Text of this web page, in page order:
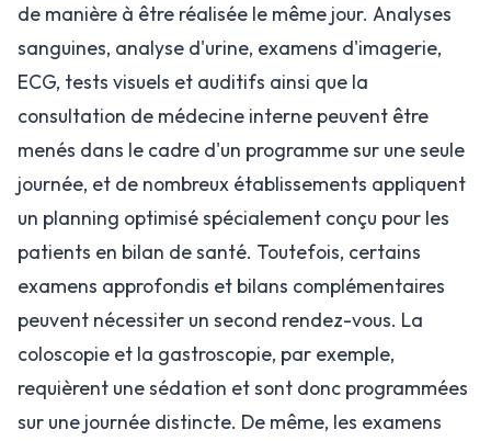
de manière à être réalisée le même jour. Analyses
sanguines, analyse d'urine, examens d'imagerie,
ECG, tests visuels et auditifs ainsi que la
consultation de médecine interne peuvent être
menés dans le cadre d'un programme sur une seule
journée, et de nombreux établissements appliquent
un planning optimisé spécialement conçu pour les
patients en bilan de santé. Toutefois, certains
examens approfondis et bilans complémentaires
peuvent nécessiter un second rendez-vous. La
coloscopie et la gastroscopie, par exemple,
requièrent une sédation et sont donc programmées
sur une journée distincte. De même, les examens